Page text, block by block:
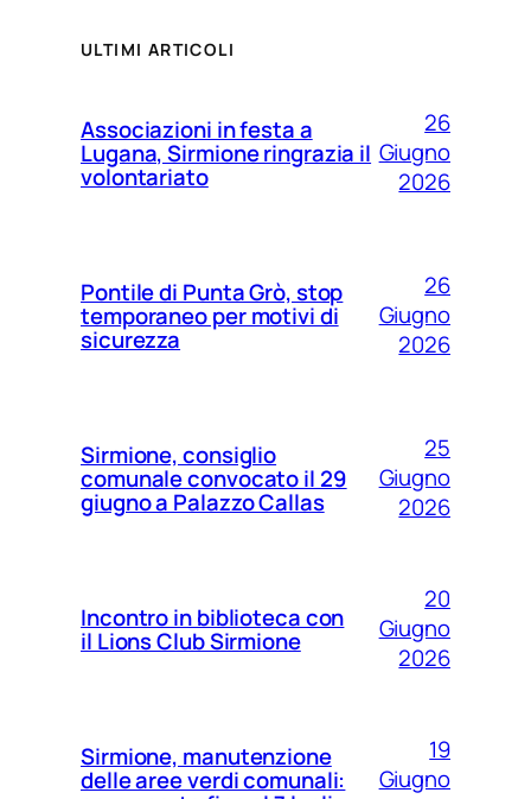
ULTIMI ARTICOLI
Associazioni in festa a
Lugana, Sirmione ringrazia il
volontariato
26
Giugno
2026
Pontile di Punta Grò, stop
temporaneo per motivi di
sicurezza
26
Giugno
2026
Sirmione, consiglio
comunale convocato il 29
giugno a Palazzo Callas
25
Giugno
2026
Incontro in biblioteca con
il Lions Club Sirmione
20
Giugno
2026
Sirmione, manutenzione
delle aree verdi comunali:
19
Giugno